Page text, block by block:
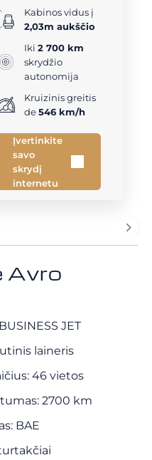
Kabinos vidus į
2,03m aukščio
Iki 2 700 km
skrydžio
autonomija
Kruizinis greitis
de546 km/h
Įvertinkite
savo
skrydį
internetu
Avro
JET
laineris
46 vietos
2700 km
BAE